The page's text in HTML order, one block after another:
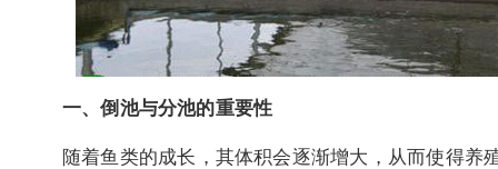
一、倒池与分池的重要性
随着鱼类的成长，其体积会逐渐增大，从而使得养